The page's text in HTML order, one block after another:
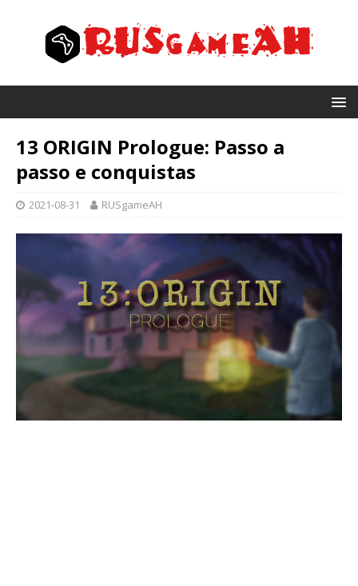
13 ORIGIN Prologue: Passo a
passo e conquistas
2021-08-31 RUSgameAH